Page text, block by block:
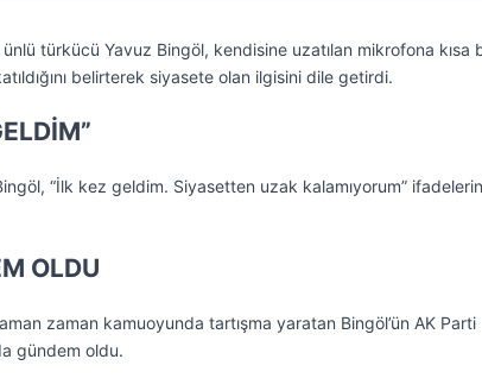
ünlü türkücü Yavuz Bingöl, kendisine uzatılan mikrofona kısa
belirterek siyasete olan ilgisini dile getirdi.
Bingöl, “İlk kez geldim. Siyasetten uzak kalamıyorum”
OLDU
zaman kamuoyunda tartışma yaratan Bingöl’ün AK Parti
gündem oldu.